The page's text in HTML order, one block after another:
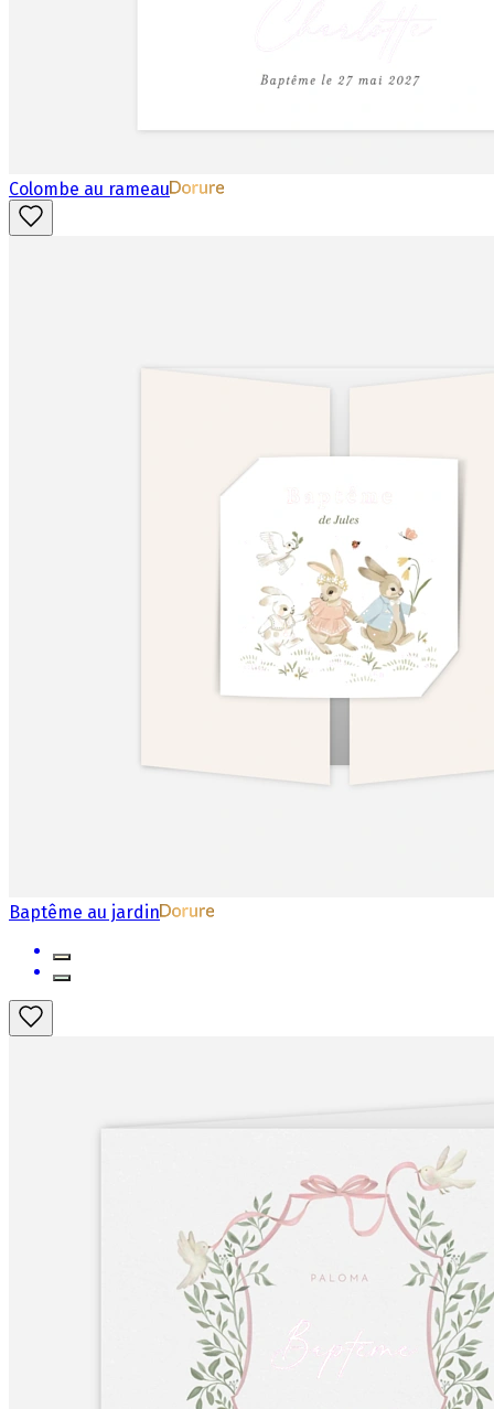
Colombe au rameau
Baptême au jardin